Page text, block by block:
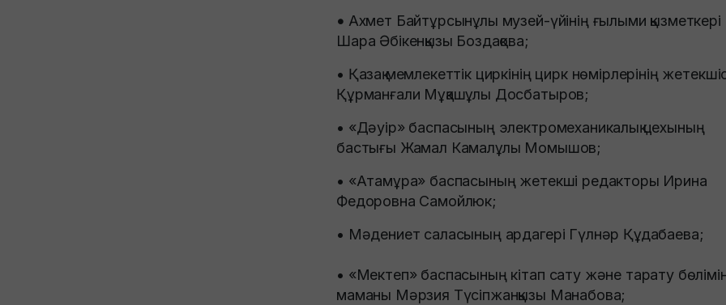
• Ахмет Байтұрсынұлы музей-үйінің ғылыми қызметкері
Шара Әбікенқызы Боздақова;
• Қазақ мемлекеттік циркінің цирк нөмірлерінің
Құрманғали Мұқашұлы Досбатыров;
• «Дәуір» баспасының электромеханикалық цехының
бастығы Жамал Камалұлы Момышов;
• «Атамұра» баспасының жетекші редакторы Ирина
Федоровна Самойлюк;
• Мәдениет саласының ардагері Гүлнәр Құдабаева;
• «Мектеп» баспасының кітап сату және тарату
маманы Мәрзия Түсіпжанқызы Манабова;